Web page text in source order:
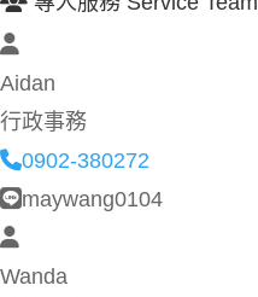
Aidan
行政事務
0902-380272
maywang0104
Wanda